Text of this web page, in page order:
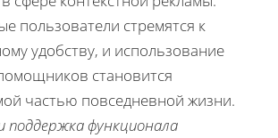
пользователи стремятся к
удобству, и использование
становится
частью повседневной жизни.
поддержка функционала